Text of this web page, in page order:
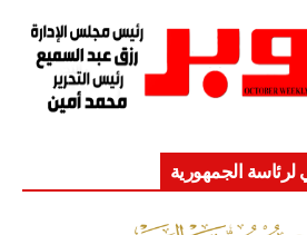
الجمهورية